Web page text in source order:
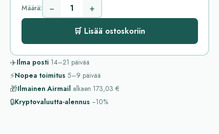
Määrä: − +
🛒 Lisää ostoskoriin
✈️Ilma posti 14–21 päivää
⚡Nopea toimitus 5–9 päivää
🎁Ilmainen Airmail alkaen 173,03 €
🔒Kryptovaluutta-alennus −10%